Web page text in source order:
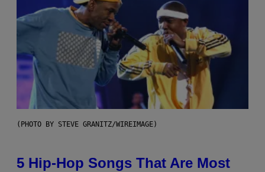
(PHOTO BY STEVE GRANITZ/WIREIMAGE)
5 Hip-Hop Songs That Are Most